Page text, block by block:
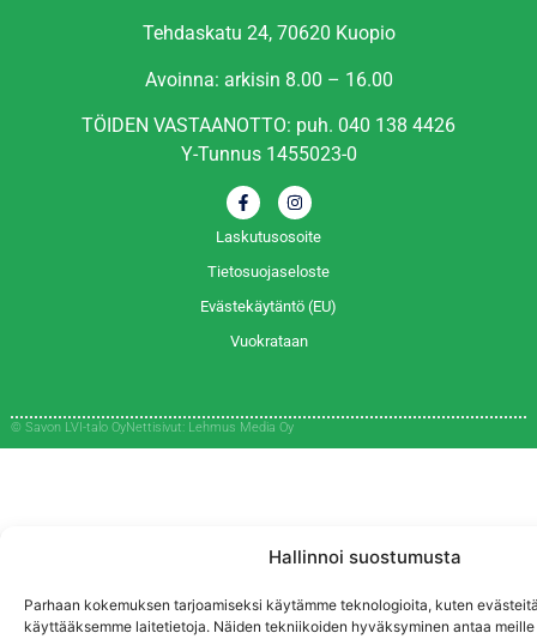
Hallinnoi suostumusta
Parhaan kokemuksen tarjoamiseksi käytämme teknologioita, kuten
käyttääksemme laitetietoja. Näiden tekniikoiden hyväksyminen antaa
Tehdaskatu 24, 70620 Kuopio
Avoinna: arkisin 8.00 – 16.00
TÖIDEN VASTAANOTTO: puh. 040 138 4426
Y-Tunnus 1455023-0
Laskutusosoite
Tietosuojaseloste
Evästekäytäntö (EU)
Vuokrataan
© Savon LVI-talo OyNettisivut: Lehmus Media Oy